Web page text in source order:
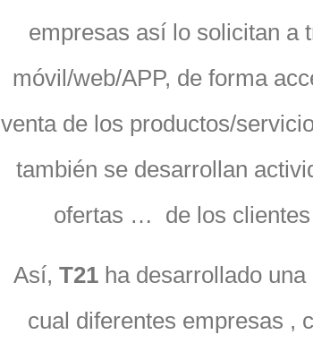
empresas así lo solicitan a
móvil/web/APP, de forma
venta de los productos/
también se desarrollan
ofertas … de los clientes
Así, T21ha desarrollado una
cual diferentes empresas ,